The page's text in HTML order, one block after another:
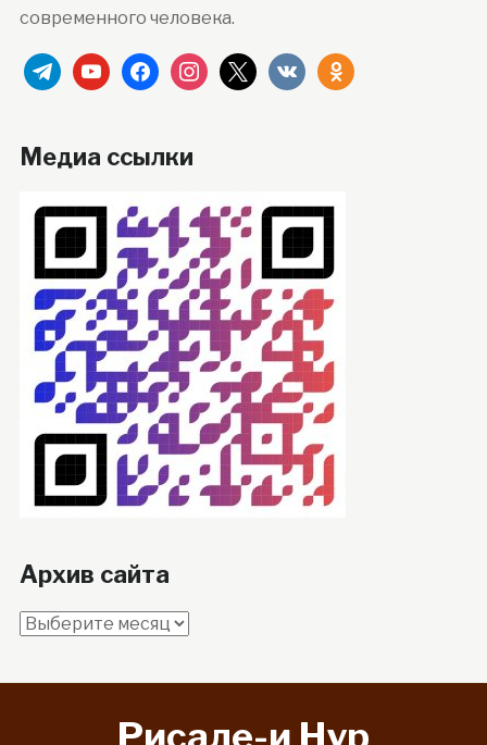
современного человека.
telegramyoutubefacebookinstagram
x vkontakteodnoklassniki
Медиа ссылки
Архив сайта
Архив
Рисале-и Hyp